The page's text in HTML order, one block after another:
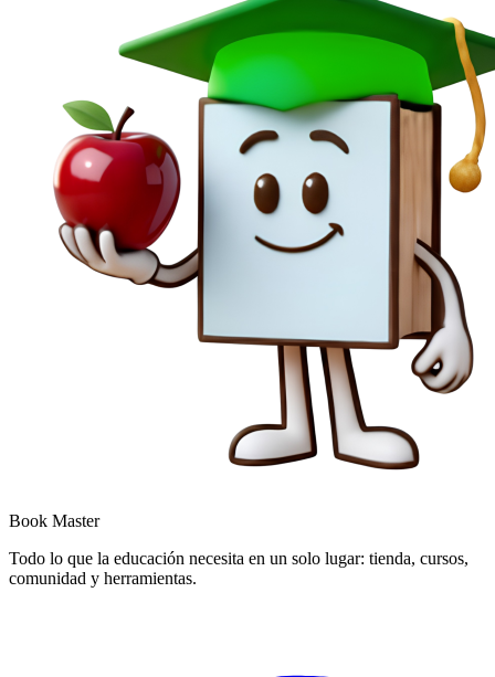
Book Master
Todo lo que la educación necesita en un solo lugar: tienda, cursos,
comunidad y herramientas.